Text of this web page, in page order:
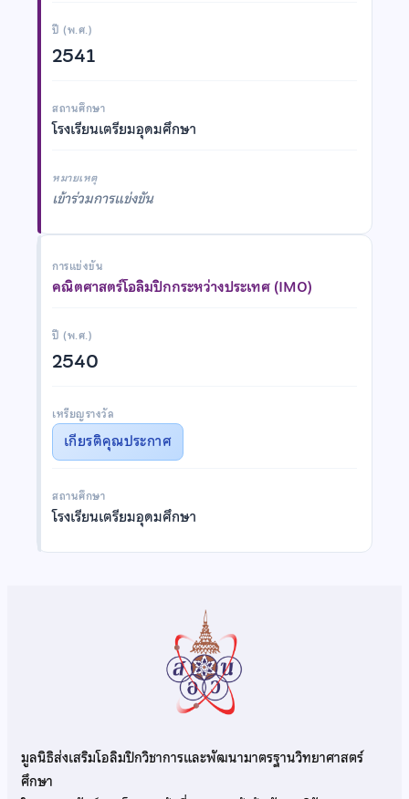
ปี (พ.ศ.)
2541
สถานศึกษา
โรงเรียนเตรียมอุดมศึกษา
หมายเหตุ
เข้าร่วมการแข่งขัน
การแข่งขัน
คณิตศาสตร์โอลิมปิกกระหว่างประเทศ (IMO)
ปี (พ.ศ.)
2540
เหรียญรางวัล
เกียรติคุณประกาศ
สถานศึกษา
โรงเรียนเตรียมอุดมศึกษา
มูลนิธิส่งเสริมโอลิมปิกวิชาการและพัฒนามาตรฐานวิทยาศาสตร์
ศึกษา